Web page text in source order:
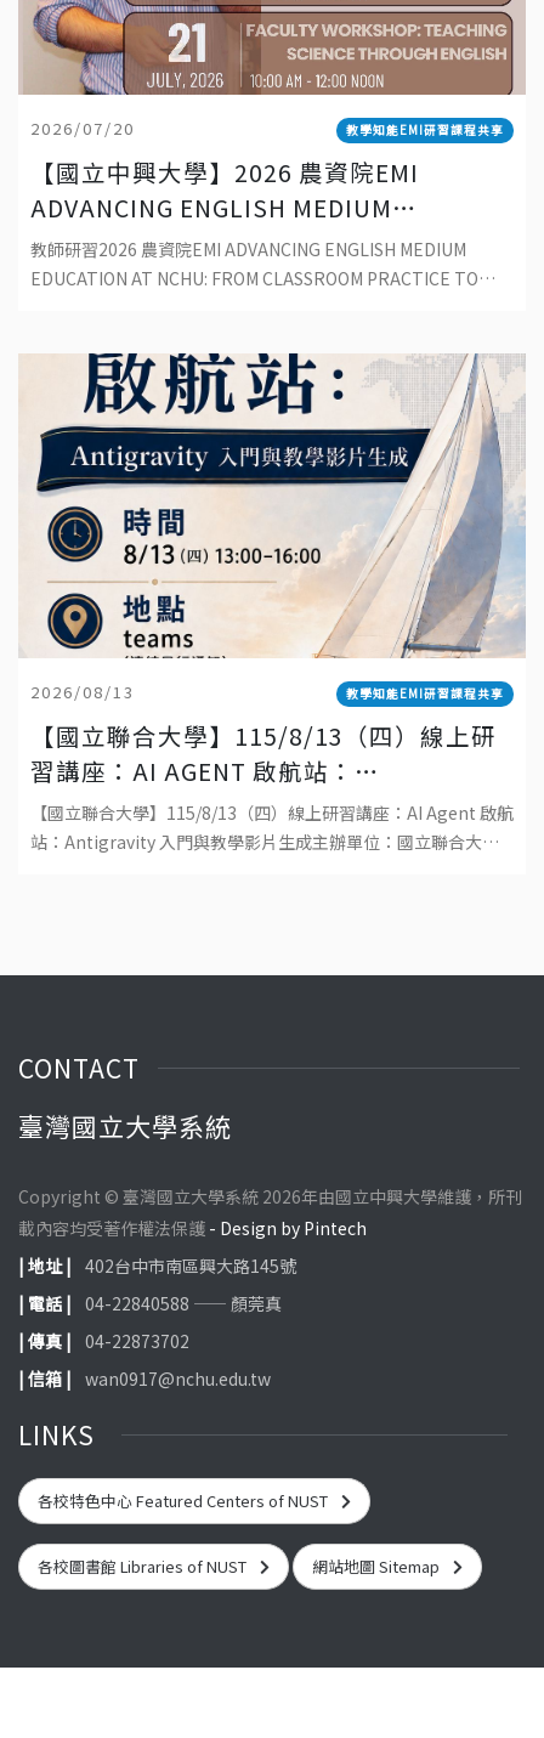
2026/07/20 教學知能EMI研習課程共享
【國立中興大學】2026 農資院EMI
ADVANCING ENGLISH MEDIUM
EDUCATION AT NCHU: FROM
CLASSROOM PRACTICE TO
教師研習2026 農資院EMI ADVANCING ENGLISH MEDIUM
EDUCATION AT NCHU: FROM CLASSROOM PRACTICE TO
2026/08/13 教學知能EMI研習課程共享
【國立聯合大學】115/8/13（四）線上研
習講座：AI AGENT 啟航站：
ANTIGRAVITY 入門與教學影片生成
【國立聯合大學】115/8/13（四）線上研習講座：AI Agent 啟航
站：Antigravity 入門與教學影片生成主辦單位：國立聯合大學
CONTACT
臺灣國立大學系統
Copyright © 臺灣國立大學系統 2026年由國立中興大學維護，所刊
載內容均受著作權法保護 - Design by Pintech
| 地址 | 402台中市南區興大路145號
| 電話 | 04-22840588 —— 顏莞真
| 傳真 | 04-22873702
| 信箱 | wan0917@nchu.edu.tw
LINKS
各校特色中心 Featured Centers of NUST
各校圖書館 Libraries of NUST 網站地圖 Sitemap